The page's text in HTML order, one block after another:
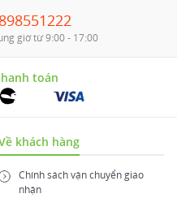
giờ từ 9:00 - 17:00
toán
khách hàng
Chính sách vận chuyển giao
nhận